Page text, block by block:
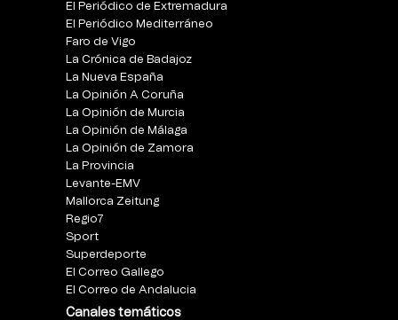
El Periódico de Extremadura
El Periódico Mediterráneo
Faro de Vigo
La Crónica de Badajoz
La Nueva España
La Opinión A Coruña
La Opinión de Murcia
La Opinión de Málaga
La Opinión de Zamora
La Provincia
Levante-EMV
Mallorca Zeitung
Regio7
Sport
Superdeporte
El Correo Gallego
El Correo de Andalucia
Canales temáticos